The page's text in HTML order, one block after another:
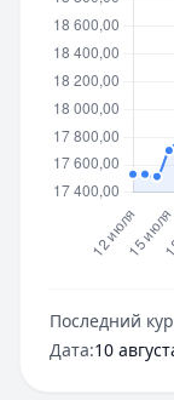
Последний
Дата:10